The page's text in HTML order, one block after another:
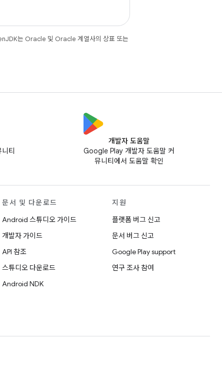
는 Oracle 및 Oracle 계열사의 상표 또는
티
개발자 도움말
Google Play 개발자 도움말 커
뮤니티에서 도움말 확인
문서 및 다운로드
Android 스튜디오 가이드
개발자 가이드
API 참조
스튜디오 다운로드
Android NDK
지원
플랫폼 버그 신고
문서 버그 신고
Google Play support
연구 조사 참여